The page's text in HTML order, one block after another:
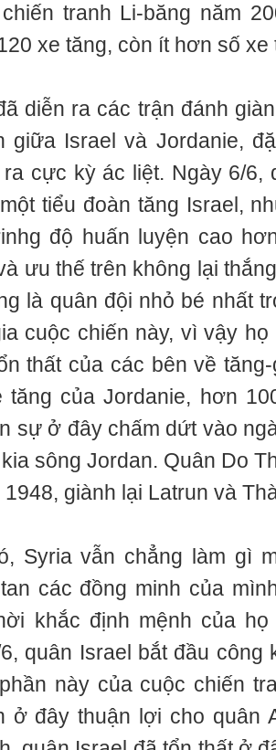
tranh Li-băng năm
xe tăng, còn ít hơn số
diễn ra các trận đánh
giữa Israel và Jordanie,
cực kỳ ác liệt. Ngày 6/6,
tiểu đoàn tăng Israel,
độ huấn luyện cao
ưu thế trên không lại
là quân đội nhỏ bé nhất
cuộc chiến này, vì vậy
thất của các bên về
tăng của Jordanie, hơn
sự ở đây chấm dứt vào
sông Jordan. Quân Do
1948, giành lại Latrun và
Syria vẫn chẳng làm gì
các đồng minh của
khắc định mệnh của
quân Israel bắt đầu công
này của cuộc chiến
ở đây thuận lợi cho quân